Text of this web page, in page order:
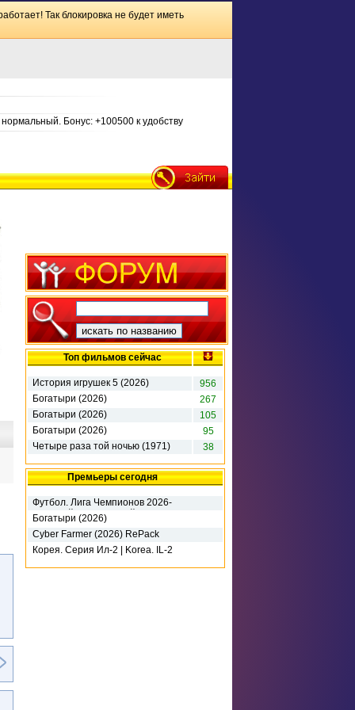
Так блокировка не будет иметь
Бонус: +100500 к удобству
Топ фильмов сейчас
История игрушек 5 (2026)
956
Богатыри (2026)
267
Богатыри (2026)
105
Богатыри (2026)
95
Четыре раза той ночью (1971)
38
Премьеры сегодня
Футбол. Лига Чемпионов 2026-
2027. 3-й кв. раунд. 1-й матч.
Ференцварош (2026)
Богатыри (2026)
Cyber Farmer (2026) RePack
Корея. Серия Ил-2 | Korea. IL-2